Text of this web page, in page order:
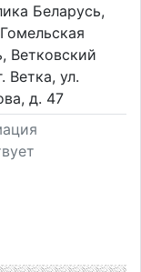
Беларусь,
Ветковский
Ветка, ул.
д. 47